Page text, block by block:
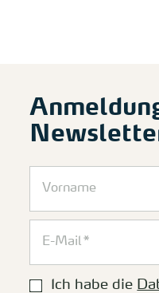
Ich habe die